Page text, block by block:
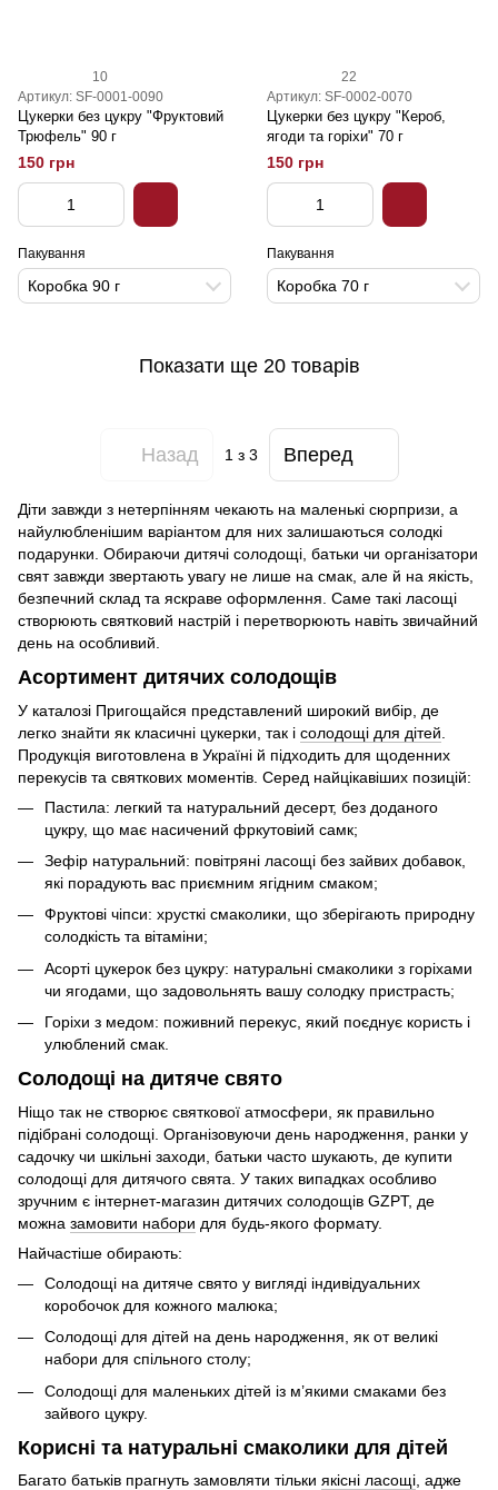
10
Артикул: SF-0001-0090
Цукерки без цукру "Фруктовий
Трюфель" 90 г
150 грн
Пакування
Коробка 90 г
22
Артикул: SF-0002-0070
Цукерки без цукру "Кероб,
ягоди та горіхи" 70 г
150 грн
Пакування
Коробка 70 г
Показати ще 20 товарів
Назад 1 з 3 Вперед
Діти завжди з нетерпінням чекають на маленькі сюрпризи, а
найулюбленішим варіантом для них залишаються солодкі
подарунки. Обираючи дитячі солодощі, батьки чи організатори
свят завжди звертають увагу не лише на смак, але й на якість,
безпечний склад та яскраве оформлення. Саме такі ласощі
створюють святковий настрій і перетворюють навіть звичайний
день на особливий.
Асортимент дитячих солодощів
У каталозі Пригощайся представлений широкий вибір, де
легко знайти як класичні цукерки, так і солодощі для дітей
Продукція виготовлена в Україні й підходить для щоденних
перекусів та святкових моментів. Серед найцікавіших позицій:
Пастила: легкий та натуральний десерт, без доданого
цукру, що має насичений фркутовіий самк;
Зефір натуральний: повітряні ласощі без зайвих добавок,
які порадують вас приємним ягідним смаком;
Фруктові чіпси: хрусткі смаколики, що зберігають природну
солодкість та вітаміни;
Асорті цукерок без цукру: натуральні смаколики з горіхами
чи ягодами, що задовольнять вашу солодку пристрасть;
Горіхи з медом: поживний перекус, який поєднує користь і
улюблений смак.
Солодощі на дитяче свято
Ніщо так не створює святкової атмосфери, як правильно
підібрані солодощі. Організовуючи день народження, ранки у
садочку чи шкільні заходи, батьки часто шукають, де купити
солодощі для дитячого свята. У таких випадках особливо
зручним є інтернет-магазин дитячих солодощів GZPT, де
можна замовити набори для будь-якого формату.
Найчастіше обирають:
Солодощі на дитяче свято у вигляді індивідуальних
коробочок для кожного малюка;
Солодощі для дітей на день народження, як от великі
набори для спільного столу;
Солодощі для маленьких дітей із м’якими смаками без
зайвого цукру.
Корисні та натуральні смаколики для дітей
Багато батьків прагнуть замовляти тільки якісні ласощі , адже